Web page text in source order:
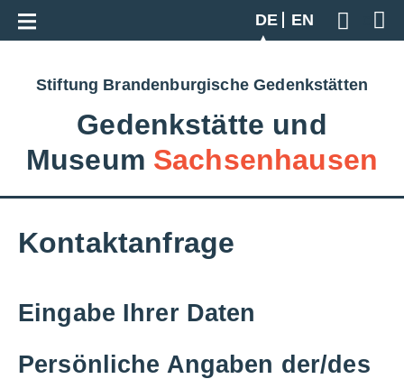
DE
EN
Geben
Zur Gesamtübersicht
Stiftung Brandenburgische Gedenkstätten
Gedenkstätte und
Museum Sachsenhausen
Kontaktanfrage
Eingabe Ihrer Daten
Persönliche Angaben der/des